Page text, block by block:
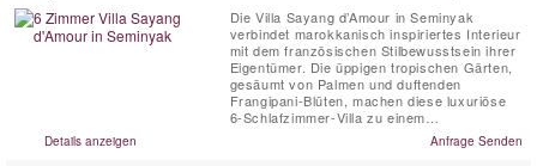
Die Villa Sayang d’Amour in Seminyak
verbindet marokkanisch inspiriertes Interieur
mit dem französischen Stilbewusstsein ihrer
Eigentümer. Die üppigen tropischen Gärten,
gesäumt von Palmen und duftenden
Frangipani-Blüten, machen diese luxuriöse
6-Schlafzimmer-Villa zu einem
unverwechselbaren balinesischen Juwel. Ein
Aufenthalt in der Villa Sayang d’Amour fühlt
Details anzeigen Anfrage Senden